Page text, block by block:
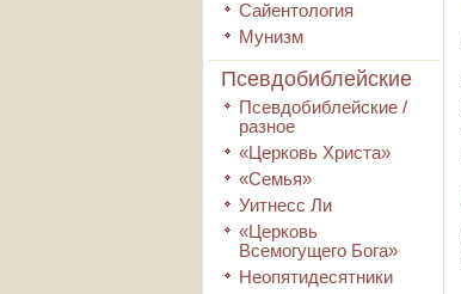
Сайентология
Мунизм
Псевдобиблейские
Псевдобиблейские /
разное
«Церковь Христа»
«Семья»
Уитнесс Ли
«Церковь
Всемогущего Бога»
Неопятидесятники